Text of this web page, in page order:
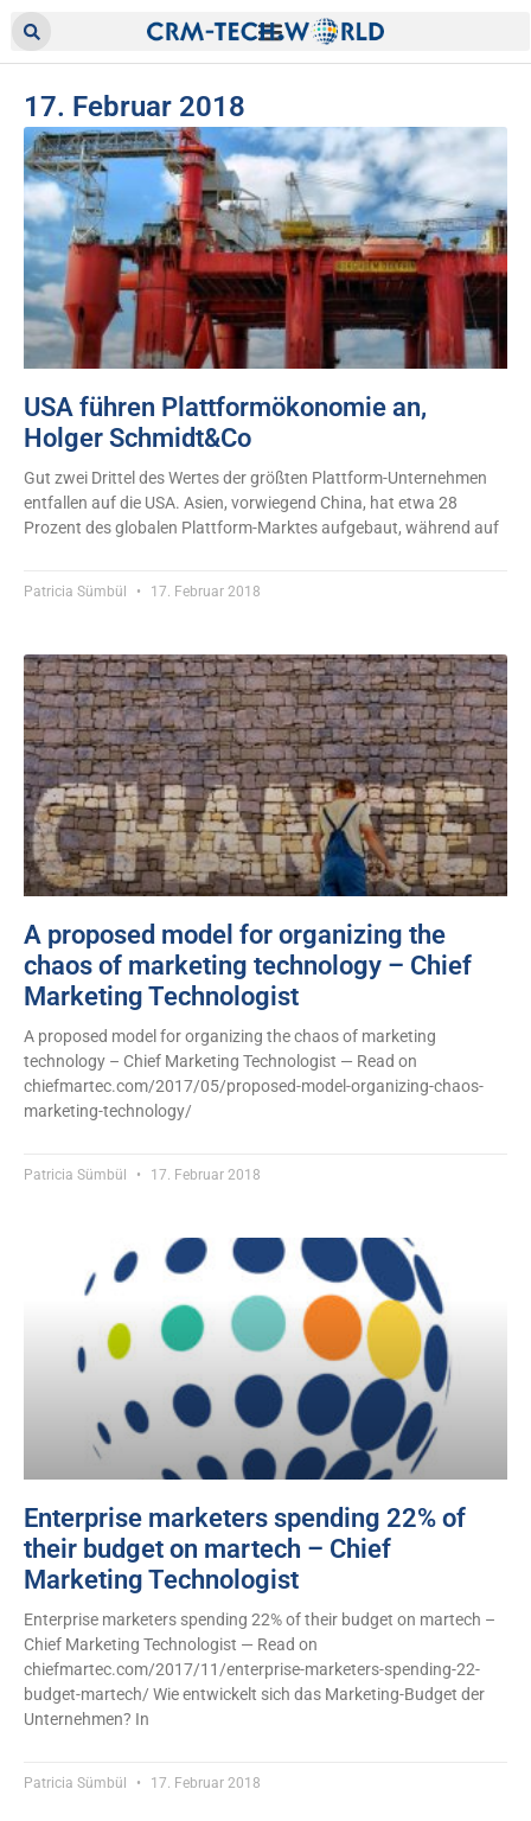
17. Februar 2018
USA führen Plattformökonomie an,
Holger Schmidt&Co
Gut zwei Drittel des Wertes der größten Plattform-Unternehmen
entfallen auf die USA. Asien, vorwiegend China, hat etwa 28
Prozent des globalen Plattform-Marktes aufgebaut, während auf
Patricia Sümbül 17. Februar 2018
A proposed model for organizing the
chaos of marketing technology – Chief
Marketing Technologist
A proposed model for organizing the chaos of marketing
technology – Chief Marketing Technologist — Read on
chiefmartec.com/2017/05/proposed-model-organizing-chaos-
marketing-technology/
Patricia Sümbül 17. Februar 2018
Enterprise marketers spending 22% of
their budget on martech – Chief
Marketing Technologist
Enterprise marketers spending 22% of their budget on martech –
Chief Marketing Technologist — Read on
chiefmartec.com/2017/11/enterprise-marketers-spending-22-
budget-martech/ Wie entwickelt sich das Marketing-Budget der
Unternehmen? In
Patricia Sümbül 17. Februar 2018